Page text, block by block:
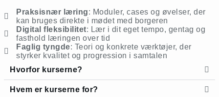
Praksisnær læring: Moduler, cases og øvelser, der
kan bruges direkte i mødet med borgeren
Digital fleksibilitet: Lær i dit eget tempo, gentag og
fasthold læringen over tid
Faglig tyngde: Teori og konkrete værktøjer, der
styrker kvalitet og progression i samtalen
Hvorfor kurserne?
Hvem er kurserne for?